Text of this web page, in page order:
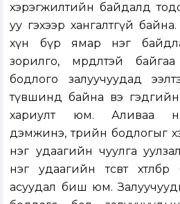
хэрэгжилтийн байдалд
уу гэхээр хангалтгүй байна.
хүн бүр ямар нэг
зорилго, мөрөөдөлтэй
бодлого залуучуудад
түвшинд байна вэ гэдгийн
хариулт юм. Аливаа
дэмжинэ, төрийн бодлогыг
нэг удаагийн чуулга
нэг удаагийн төсөвт
асуудал биш юм.